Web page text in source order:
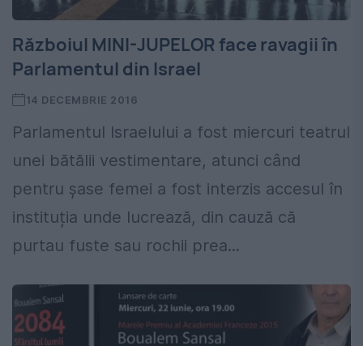
Războiul MINI-JUPELOR face ravagii în
Parlamentul din Israel
14 DECEMBRIE 2016
Parlamentul Israelului a fost miercuri teatrul
unei bătălii vestimentare, atunci când
pentru șase femei a fost interzis accesul în
instituția unde lucrează, din cauză că
purtau fuste sau rochii prea...